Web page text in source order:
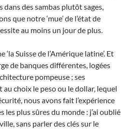
dans des sambas plutôt sages,
que notre ‘mue’ de l’état de
au moins un jour de plus.
Suisse de l’Amérique latine’. Et
de banques différentes, logées
pompeuse ; ses
choix le peso ou le dollar, lequel
nous avons fait l’expérience
plus sûres du monde : j’ai oublié
sans parler des clés sur le